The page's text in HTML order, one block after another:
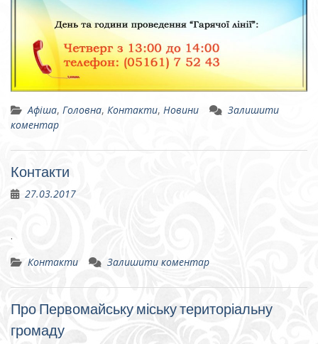
Афіша, Головна, Контакти, Новини
Залишити
коментар
Контакти
27.03.2017
.
Контакти Залишити коментар
Про Первомайську міську територіальну
громаду